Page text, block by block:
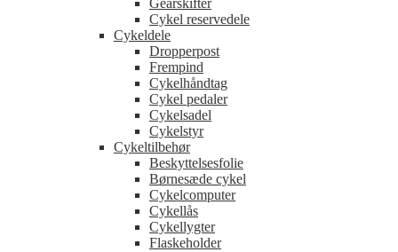
Gearskifter
Cykel reservedele
Cykeldele
Dropperpost
Frempind
Cykelhåndtag
Cykel pedaler
Cykelsadel
Cykelstyr
Cykeltilbehør
Beskyttelsesfolie
Børnesæde cykel
Cykelcomputer
Cykellås
Cykellygter
Flaskeholder